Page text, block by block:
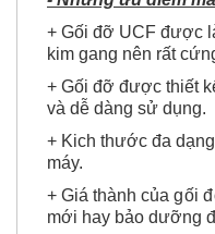
- Những ưu điểm
+ Gối đỡ UCF được
kim gang nên rất
+ Gối đỡ được thiết
và dễ dàng sử dụng.
+ Kich thước đa
máy.
+ Giá thành củagối